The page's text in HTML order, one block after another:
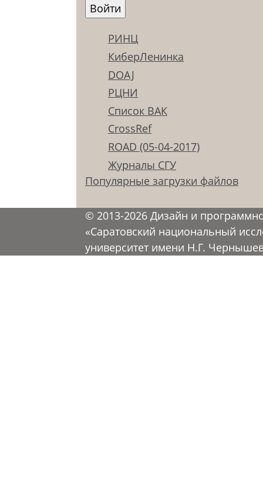
РИНЦ
КиберЛенинка
DOAJ
РЦНИ
Список ВАК
CrossRef
ROAD (05-04-2017)
Журналы СГУ
Популярные загрузки файлов
© 2013-2026 Дизайн и
«Саратовский национальный
университет имени Н.Г.